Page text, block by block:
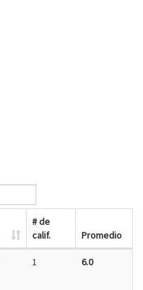
# de
calif.
Promedio
1 6.0